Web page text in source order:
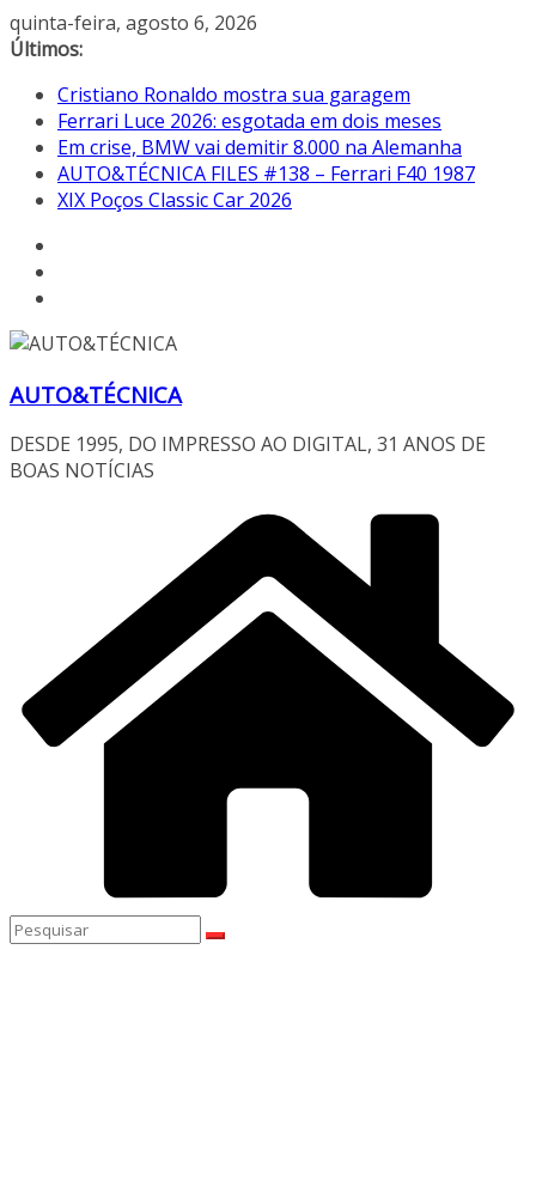
Pular
para
conteúdo
quinta-feira, agosto 6, 2026
Últimos:
Cristiano Ronaldo mostra sua garagem
Ferrari Luce 2026: esgotada em dois meses
Em crise, BMW vai demitir 8.000 na Alemanha
AUTO&TÉCNICA FILES #138 – Ferrari F40 1987
XIX Poços Classic Car 2026
AUTO&TÉCNICA
DESDE 1995, DO IMPRESSO AO DIGITAL, 31 ANOS DE
BOAS NOTÍCIAS